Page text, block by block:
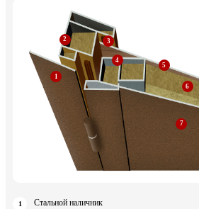
Стальной наличник